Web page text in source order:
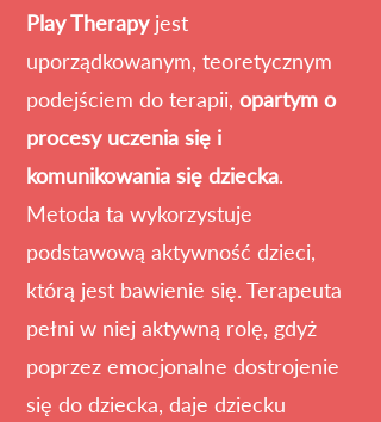
Play Therapyjest
uporządkowanym, teoretycznym
podejściem do terapii, opartym o
procesy uczenia się i
komunikowania się dziecka.
Metoda ta wykorzystuje
podstawową aktywność dzieci,
którą jest bawienie się. Terapeuta
pełni w niej aktywną rolę, gdyż
poprzez emocjonalne dostrojenie
się do dziecka, daje dziecku